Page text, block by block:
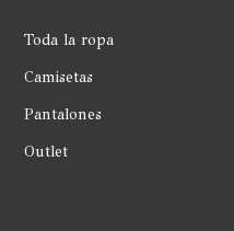
Toda la ropa
Camisetas
Pantalones
Outlet